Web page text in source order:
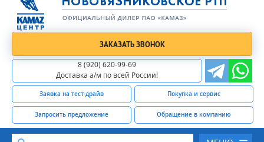
ЗАКАЗАТЬ ЗВОНОК
8 (920) 620-99-69
Доставка а/м по всей России!
Заявка на тест-драйв Покупка и сервис
Запросить предложение Обращение в компанию